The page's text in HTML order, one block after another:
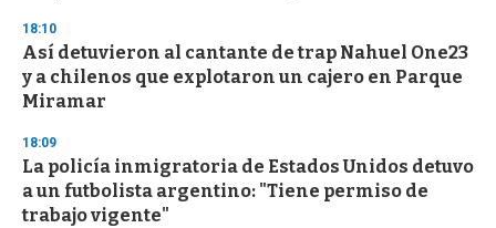
18:10
Así detuvieron al cantante de trap Nahuel One23
y a chilenos que explotaron un cajero en Parque
Miramar
18:09
La policía inmigratoria de Estados Unidos detuvo
a un futbolista argentino: "Tiene permiso de
trabajo vigente"